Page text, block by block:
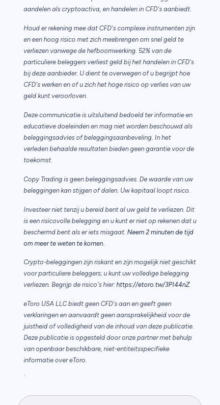
aandelen als cryptoactiva, en handelen in CFD's aanbiedt.
Houd er rekening mee dat CFD's complexe instrumenten zijn
en een hoog risico met zich meebrengen om snel geld te
verliezen vanwege de hefboomwerking. 52% van de
particuliere beleggers verliest geld bij het handelen in CFD's
bij deze aanbieder. U dient te overwegen of u begrijpt hoe
CFD's werken en of u zich het hoge risico op verlies van uw
geld kunt veroorloven.
Deze communicatie is uitsluitend bedoeld ter informatie en
educatieve doeleinden en mag niet worden beschouwd als
beleggingsadvies of beleggingsaanbeveling. In het
verleden behaalde resultaten bieden geen garantie voor de
toekomst.
Copy Trading is geen beleggingsadvies. De waarde van uw
beleggingen kan stijgen of dalen. Uw kapitaal loopt risico.
Investeer niet tenzij u bereid bent al uw geld te verliezen. Dit
is een risicovolle belegging en u kunt er niet op rekenen dat u
beschermd bent als er iets misgaat. Neem 2 minuten de tijd
om meer te weten te komen.
Crypto-beleggingen zijn riskant en zijn mogelijk niet geschikt
voor particuliere beleggers; u kunt uw volledige belegging
verliezen. Begrijp de risico's hier: https://etoro.tw/3PI44nZ.
eToro USA LLC biedt geen CFD's aan en geeft geen
verklaringen en aanvaardt geen aansprakelijkheid voor de
juistheid of volledigheid van de inhoud van deze publicatie.
Deze publicatie is opgesteld door onze partner met behulp
van openbaar beschikbare, niet-entiteitsspecifieke
informatie over eToro.
.